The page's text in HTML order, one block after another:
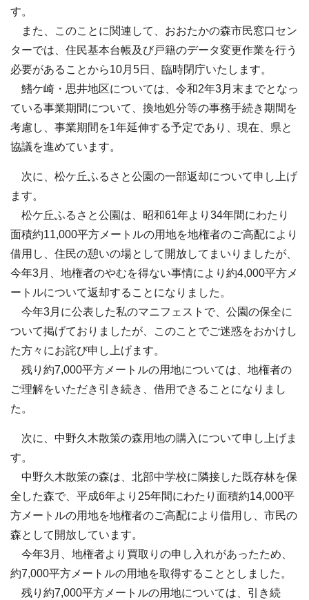
す。
また、このことに関連して、おおたかの森市民窓口セン
ターでは、住民基本台帳及び戸籍のデータ変更作業を行う
必要があることから10月5日、臨時閉庁いたします。
鰭ケ崎・思井地区については、令和2年3月末までとなっ
ている事業期間について、換地処分等の事務手続き期間を
考慮し、事業期間を1年延伸する予定であり、現在、県と
協議を進めています。
次に、松ケ丘ふるさと公園の一部返却について申し上げ
ます。
松ケ丘ふるさと公園は、昭和61年より34年間にわたり
面積約11,000平方メートルの用地を地権者のご高配により
借用し、住民の憩いの場として開放してまいりましたが、
今年3月、地権者のやむを得ない事情により約4,000平方メ
ートルについて返却することになりました。
今年3月に公表した私のマニフェストで、公園の保全に
ついて掲げておりましたが、このことでご迷惑をおかけし
た方々にお詫び申し上げます。
残り約7,000平方メートルの用地については、地権者の
ご理解をいただき引き続き、借用できることになりまし
た。
次に、中野久木散策の森用地の購入について申し上げま
す。
中野久木散策の森は、北部中学校に隣接した既存林を保
全した森で、平成6年より25年間にわたり面積約14,000平
方メートルの用地を地権者のご高配により借用し、市民の
森として開放しています。
今年3月、地権者より買取りの申し入れがあったため、
約7,000平方メートルの用地を取得することとしました。
残り約7,000平方メートルの用地については、引き続